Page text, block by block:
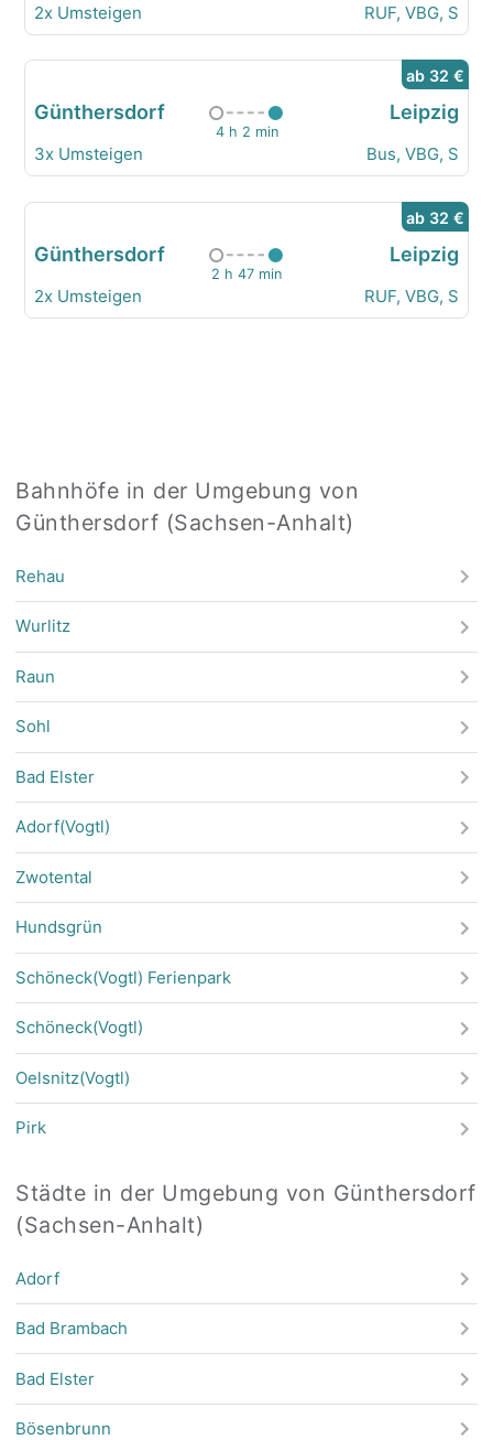
2x Umsteigen RUF, VBG, S
ab 32 €
Günthersdorf
4 h 2 min
Leipzig
3x Umsteigen Bus, VBG, S
ab 32 €
Günthersdorf
2 h 47 min
Leipzig
2x Umsteigen RUF, VBG, S
Bahnhöfe in der Umgebung von
Günthersdorf (Sachsen-Anhalt)
Rehau
Wurlitz
Raun
Sohl
Bad Elster
Adorf(Vogtl)
Zwotental
Hundsgrün
Schöneck(Vogtl) Ferienpark
Schöneck(Vogtl)
Oelsnitz(Vogtl)
Pirk
Städte in der Umgebung von Günthersdorf
(Sachsen-Anhalt)
Adorf
Bad Brambach
Bad Elster
Bösenbrunn